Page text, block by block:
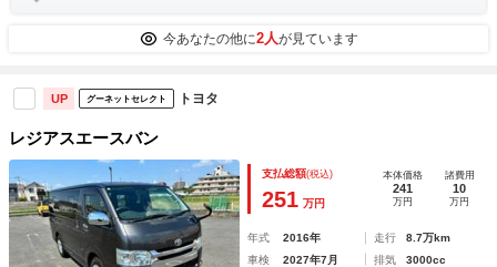
今あなたの他に2人が見ています
UP グーネットセレクト トヨタ
レジアスエースバン
支払総額(税込)
251 万円
本体価格
241
万円
諸費用
10
万円
年式 2016年 走行
8.7万km
車検
2027年7月 排気
3000cc